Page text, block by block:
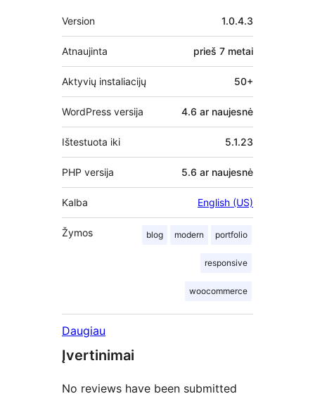
Metainformacija
Version 1.0.4.3
Atnaujinta prieš 7 metai
Aktyvių instaliacijų 50+
WordPress versija 4.6 ar naujesnė
Ištestuota iki 5.1.23
PHP versija 5.6 ar naujesnė
Kalba English (US)
Žymos blog modern portfolio
responsive
woocommerce
Daugiau
Įvertinimai
No reviews have been submitted